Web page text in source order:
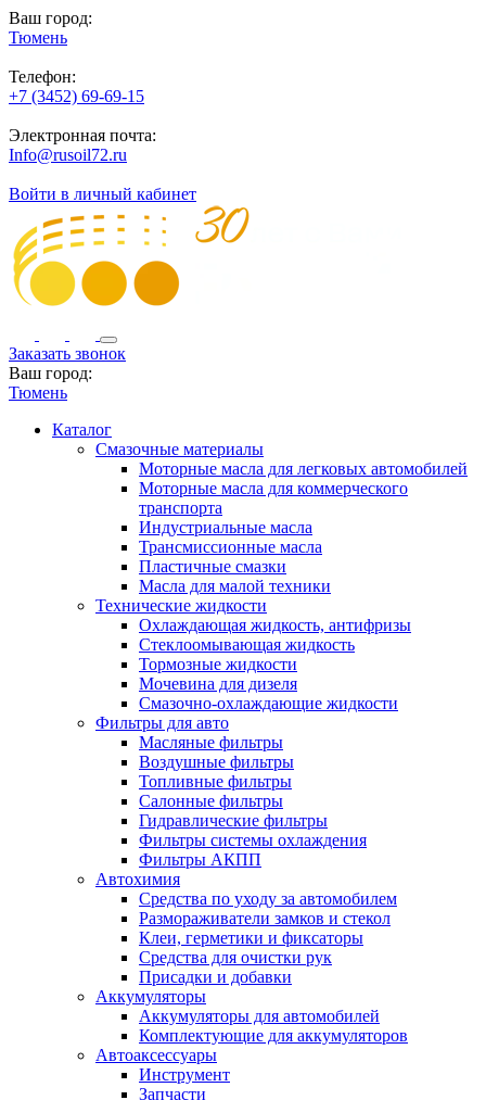
Ваш город:
Тюмень
Телефон:
+7 (3452) 69-69-15
Электронная почта:
Info@rusoil72.ru
Войти в личный кабинет
Заказать звонок
Ваш город:
Тюмень
Каталог
Смазочные материалы
Моторные масла для легковых автомобилей
Моторные масла для коммерческого
транспорта
Индустриальные масла
Трансмиссионные масла
Пластичные смазки
Масла для малой техники
Технические жидкости
Охлаждающая жидкость, антифризы
Стеклоомывающая жидкость
Тормозные жидкости
Мочевина для дизеля
Смазочно-охлаждающие жидкости
Фильтры для авто
Масляные фильтры
Воздушные фильтры
Топливные фильтры
Салонные фильтры
Гидравлические фильтры
Фильтры системы охлаждения
Фильтры АКПП
Автохимия
Средства по уходу за автомобилем
Размораживатели замков и стекол
Клеи, герметики и фиксаторы
Средства для очистки рук
Присадки и добавки
Аккумуляторы
Аккумуляторы для автомобилей
Комплектующие для аккумуляторов
Автоаксессуары
Инструмент
Запчасти